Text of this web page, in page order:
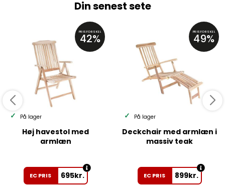
Din senest sete
PRISFORSKEL
42%
På lager
Høj havestol med
armlæn
EC PRIS 695kr.
PRISFORSKEL
49%
På lager
Deckchair med armlæn i
massiv teak
EC PRIS 899kr.